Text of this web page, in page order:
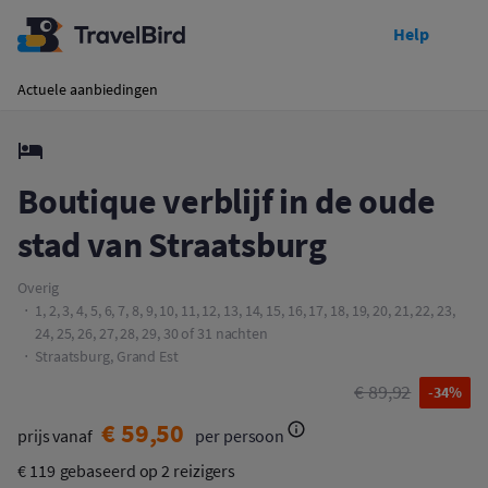
Help
Actuele aanbiedingen
Toon prijzen
Boutique verblijf in de oude
stad van Straatsburg
Overig
1, 2, 3, 4, 5, 6, 7, 8, 9, 10, 11, 12, 13, 14, 15, 16, 17, 18, 19, 20, 21, 22, 23,
24, 25, 26, 27, 28, 29, 30 of 31 nachten
Straatsburg, Grand Est
€ 89,92 -34%
prijs vanaf € 59,50 per persoon
€ 119 gebaseerd op 2 reizigers